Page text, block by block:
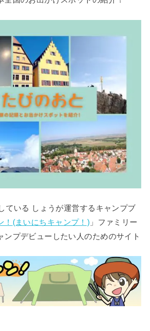
ている しょうが運営するキャンプブ
！(まいにちキャンプ！) 」ファミリー
ンプデビューしたい人のためのサイト